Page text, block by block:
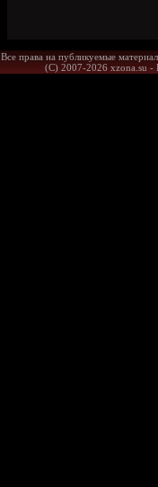
Все права на публикуемые
(С) 2007-2026 xzona.su -